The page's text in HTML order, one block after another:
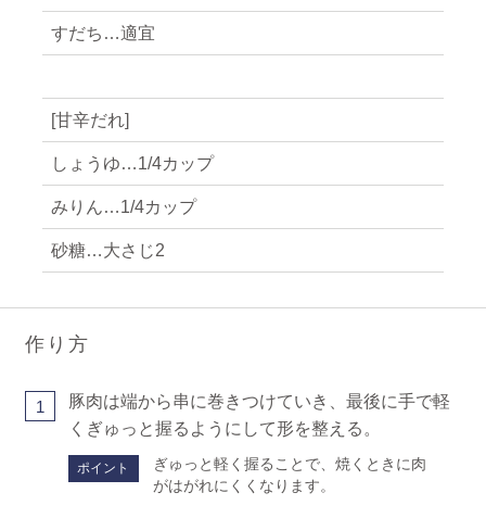
すだち…適宜
[甘辛だれ]
しょうゆ…1/4カップ
みりん…1/4カップ
砂糖…大さじ2
作り方
1
豚肉は端から串に巻きつけていき、最後に手で軽
くぎゅっと握るようにして形を整える。
ポイント
ぎゅっと軽く握ることで、焼くときに肉
がはがれにくくなります。